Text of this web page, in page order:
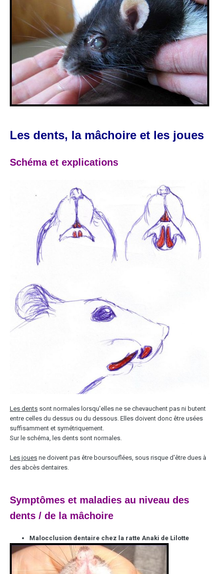
Les dents, la mâchoire et les joues
Schéma et explications
Les dents sont normales lorsqu'elles ne se chevauchent pas ni butent
entre celles du dessus ou du dessous. Elles doivent donc être usées
suffisamment et symétriquement.
Sur le schéma, les dents sont normales.
Les joues ne doivent pas être boursouflées, sous risque d'être dues à
des abcès dentaires.
Symptômes et maladies au niveau des
dents / de la mâchoire
Malocclusion dentaire chez la ratte Anaki de Lilotte